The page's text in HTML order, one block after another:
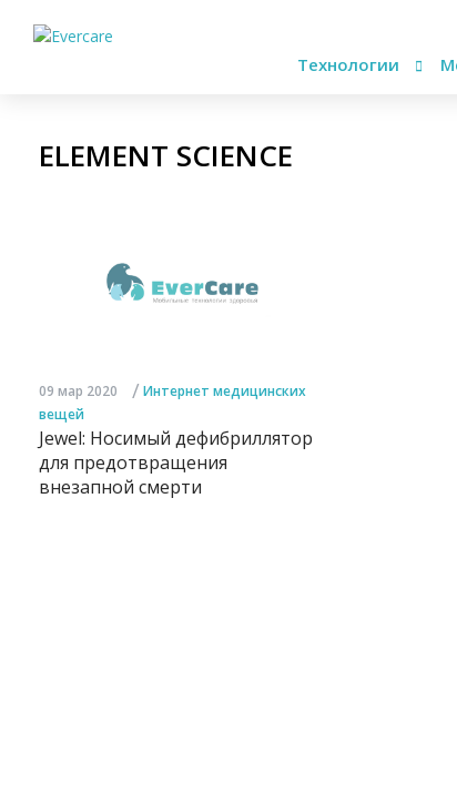
Технологии
ELEMENT SCIENCE
09 мар 2020 / Интернет медицинских
вещей
Jewel: Носимый дефибриллятор
для предотвращения
внезапной смерти